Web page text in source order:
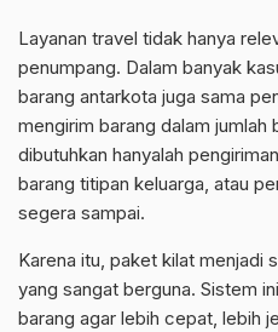
Layanan travel tidak hanya
penumpang. Dalam banyak
barang antarkota juga sama
mengirim barang dalam jumlah
dibutuhkan hanyalah
barang titipan keluarga, atau
segera sampai.
Karena itu, paket kilat menjadi
yang sangat berguna. Sistem
barang agar lebih cepat, lebih